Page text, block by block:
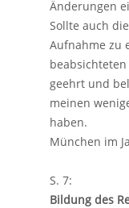
Änderungen
Sollte auch
Aufnahme zu
geehrt und
meinen
haben.
München im
S. 7:
Bildung des